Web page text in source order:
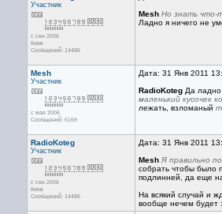
Участник
с сен 2006
Киев
Сообщений: 14486
Mesh Но знать что-
Ладно я ничего не
Mesh
Участник
с мая 2006
Сообщений: 6169
Дата: 31 Янв 2011
RadioKoteg Да
маленький кусочек
лежать, взломаный
RadioKoteg
Участник
с сен 2006
Киев
Сообщений: 14486
Дата: 31 Янв 2011
Mesh Я правильно
собрать чтобы было
подлинней, да еще
На всякий случай и
вообще нечем будет